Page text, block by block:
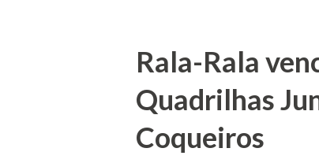
apontam que alguns
apropriar-se da
de Janeiro e casou-se
Rala-Rala
Quadrilhas
Coqueiros